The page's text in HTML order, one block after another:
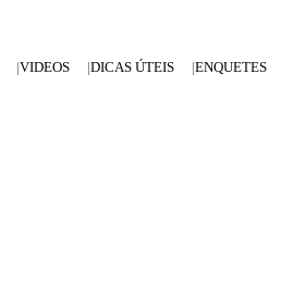
VIDEOS DICAS ÚTEIS ENQUETES